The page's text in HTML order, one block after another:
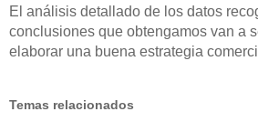
El análisis detallado de los datos
conclusiones que obtengamos van a
elaborar una buena estrategia
Temas relacionados